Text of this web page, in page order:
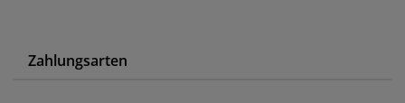
Zahlungsarten